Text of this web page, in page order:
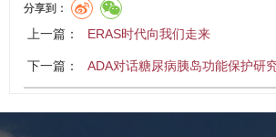
分享到：
上一篇： ERAS时代向我们走来
下一篇： ADA对话糖尿病胰岛功能保护研